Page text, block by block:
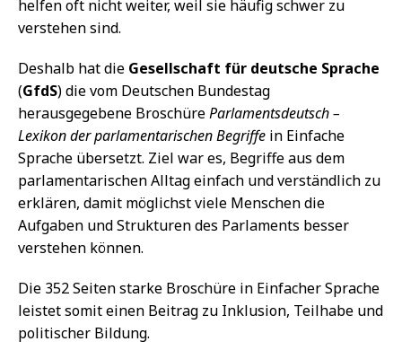
helfen oft nicht weiter, weil sie häufig schwer zu
verstehen sind.
Deshalb hat die Gesellschaft für deutsche Sprache
(GfdS) die vom Deutschen Bundestag
herausgegebene BroschüreParlamentsdeutsch –
Lexikon der parlamentarischen Begriffe in Einfache
Sprache übersetzt. Ziel war es, Begriffe aus dem
parlamentarischen Alltag einfach und verständlich zu
erklären, damit möglichst viele Menschen die
Aufgaben und Strukturen des Parlaments besser
verstehen können.
Die 352 Seiten starke Broschüre in Einfacher Sprache
leistet somit einen Beitrag zu Inklusion, Teilhabe und
politischer Bildung.